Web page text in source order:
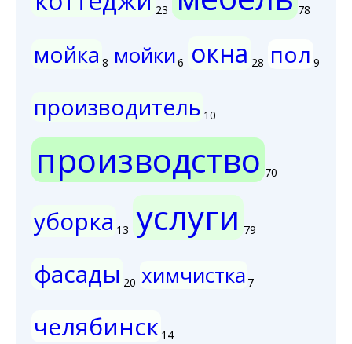
23 78
мойка 8 мойки6 окна 28 пол 9
производитель 10
производство 70
уборка 13 услуги 79
фасады 20 химчистка 7
челябинск 14